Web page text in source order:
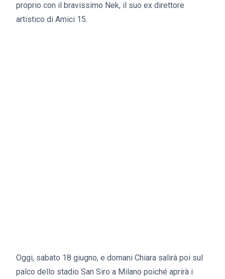
proprio con il bravissimo Nek, il suo ex direttore
artistico di Amici 15.
Oggi, sabato 18 giugno, e domani Chiara salirà poi sul
palco dello stadio San Siro a Milano poiché aprirà i